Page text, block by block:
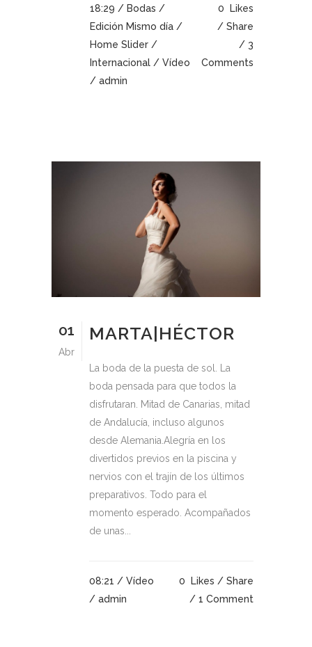
18:29 / Bodas /
Edición Mismo día /
Home Slider /
Internacional / Vídeo
/ admin
0
Likes
Share
3
Comments
01
Abr
MARTA|HÉCTOR
La boda de la puesta de sol. La
boda pensada para que todos la
disfrutaran. Mitad de Canarias, mitad
de Andalucía, incluso algunos
desde Alemania.Alegría en los
divertidos previos en la piscina y
nervios con el trajín de los últimos
preparativos. Todo para el
momento esperado. Acompañados
de unas...
08:21 / Vídeo
/ admin
0 Likes
Share
1 Comment